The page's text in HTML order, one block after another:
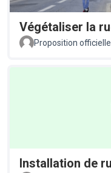
Végétaliser la
Proposition officielle
Installation de